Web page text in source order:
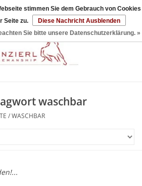
0 Artikel - €0,00
waschbar
/WASCHBAR
stimmen Sie dem Gebrauch von Cookies
Seite zu.
Diese Nachricht Ausblenden
Sie bitte unsere Datenschutzerklärung. »